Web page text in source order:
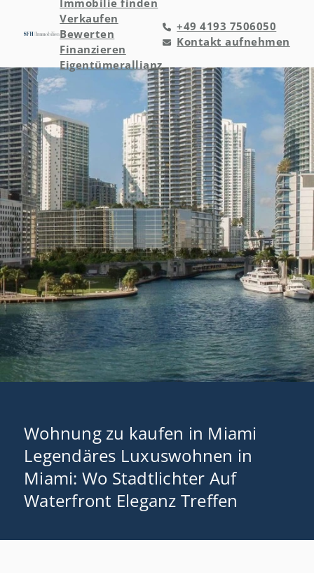
Immobilie finden
Verkaufen
Bewerten
Finanzieren
Eigentümerallianz
+49 4193 7506050
Kontakt aufnehmen
Wohnung zu kaufen in Miami
Legendäres Luxuswohnen in
Miami: Wo Stadtlichter Auf
Waterfront Eleganz Treffen